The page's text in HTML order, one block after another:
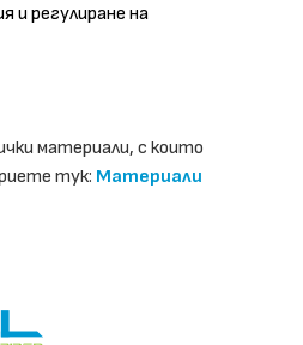
и регулиране на
материали, с които
тук: Материали